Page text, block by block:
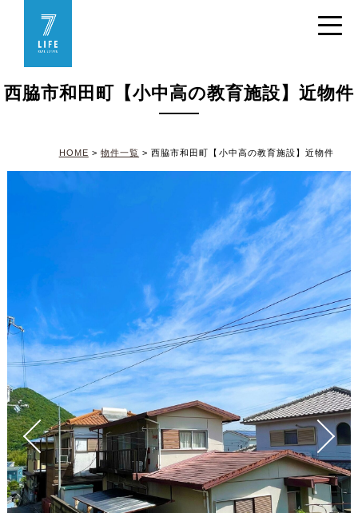
西脇市和田町【小中高の教育施設】近物件
HOME > 物件一覧 >西脇市和田町【小中高の教育施設】近物件